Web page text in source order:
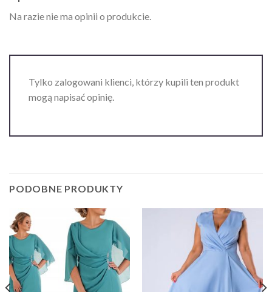
Na razie nie ma opinii o produkcie.
Tylko zalogowani klienci, którzy kupili ten produkt
mogą napisać opinię.
PODOBNE PRODUKTY